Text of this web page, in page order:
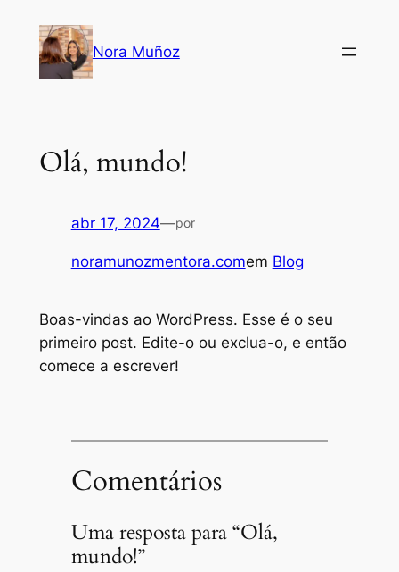
Nora Muñoz
Olá, mundo!
abr 17, 2024—por
noramunozmentora.comem Blog
Boas-vindas ao WordPress. Esse é o seu
primeiro post. Edite-o ou exclua-o, e então
comece a escrever!
Comentários
Uma resposta para “Olá,
mundo!”